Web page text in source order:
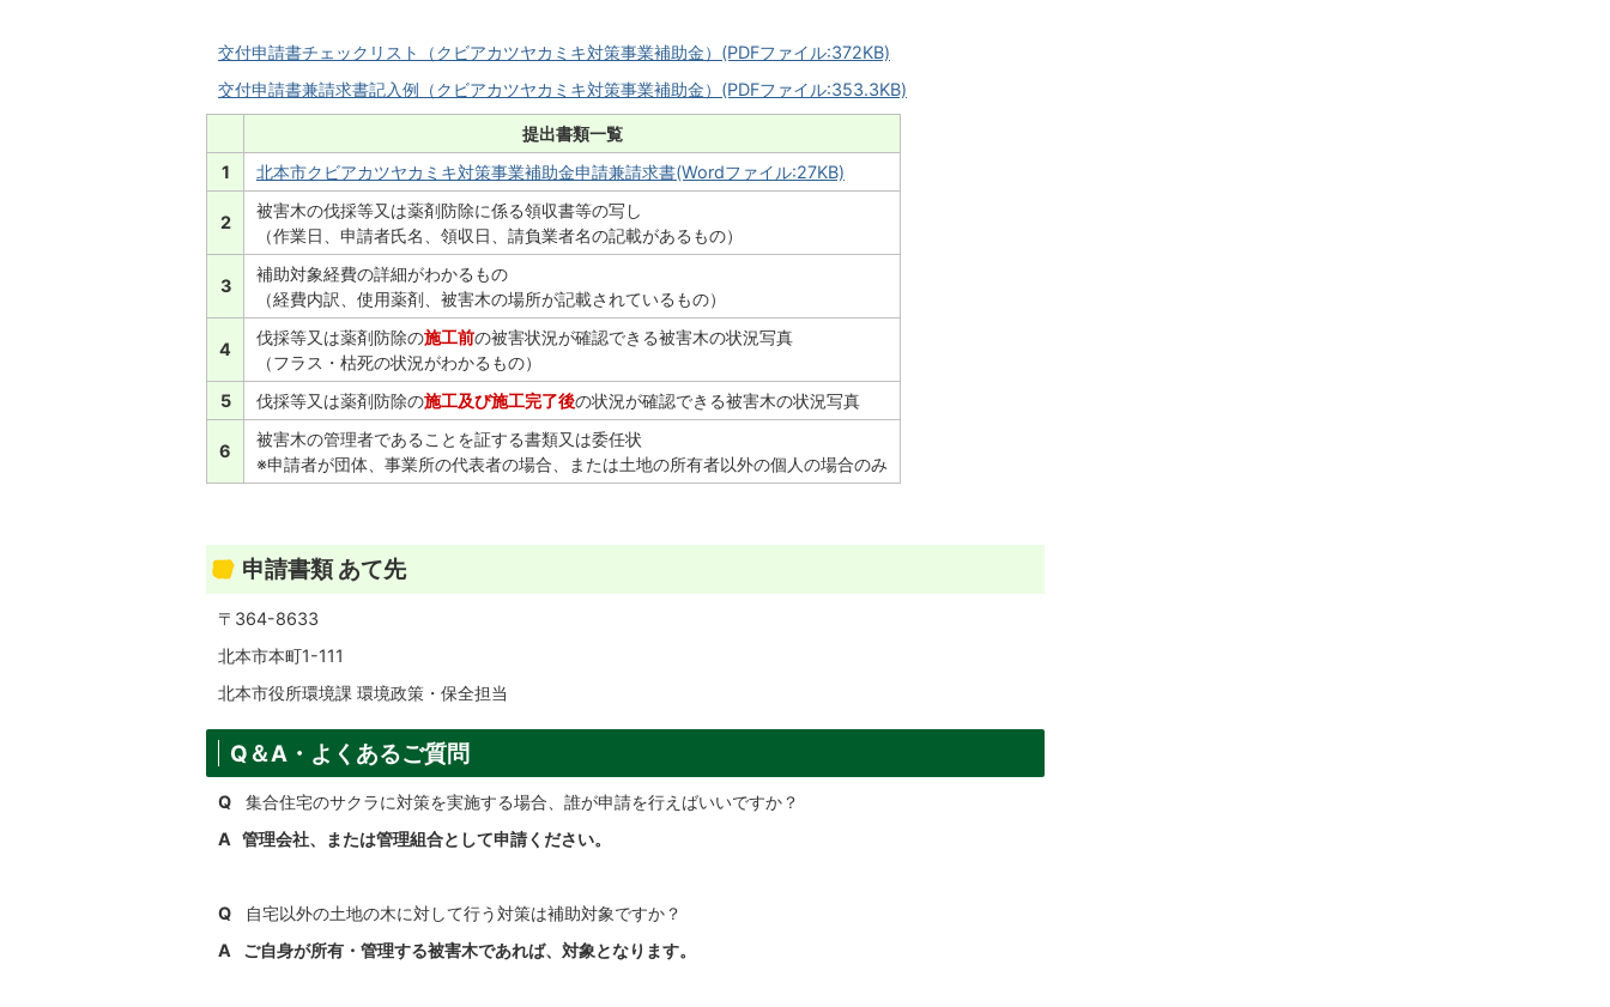
交付申請書チェックリスト（クビアカツヤカミキ対策事業補助金）(PDFファイル:372KB)
交付申請書兼請求書記入例（クビアカツヤカミキ対策事業補助金）(PDFファイル:353.3KB)
提出書類一覧
1
北本市クビアカツヤカミキ対策事業補助金申請兼請求書(Wordファイル:27KB)
2
被害木の伐採等又は薬剤防除に係る領収書等の写し
（作業日、申請者氏名、領収日、請負業者名の記載があるもの）
3
補助対象経費の詳細がわかるもの
（経費内訳、使用薬剤、被害木の場所が記載されているもの）
4
伐採等又は薬剤防除の施工前の被害状況が確認できる被害木の状況写真
（フラス・枯死の状況がわかるもの）
5
伐採等又は薬剤防除の施工及び施工完了後の状況が確認できる被害木の状況写真
6
被害木の管理者であることを証する書類又は委任状
※申請者が団体、事業所の代表者の場合、または土地の所有者以外の個人の場合のみ
申請書類 あて先
〒364-8633
北本市本町1-111
北本市役所環境課 環境政策・保全担当
Q＆A・よくあるご質問
Q 集合住宅のサクラに対策を実施する場合、誰が申請を行えばいいですか？
A 管理会社、または管理組合として申請ください。
Q 自宅以外の土地の木に対して行う対策は補助対象ですか？
A
ご自身が所有・管理する被害木であれば、対象となります。